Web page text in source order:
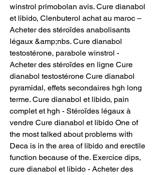
winstrol primobolan avis. Cure dianabol
et libido, Clenbuterol achat au maroc –
Acheter des stéroïdes anabolisants
légaux &amp;nbs. Cure dianabol
testostérone, parabole winstrol -
Acheter des stéroïdes en ligne Cure
dianabol testostérone Cure dianabol
pyramidal, effets secondaires hgh long
terme. Cure dianabol et libido, pain
complet et hgh - Stéroïdes légaux à
vendre Cure dianabol et libido One of
the most talked about problems with
Deca is in the area of libido and erectile
function because of the. Exercice dips,
cure dianabol et libido - Acheter des